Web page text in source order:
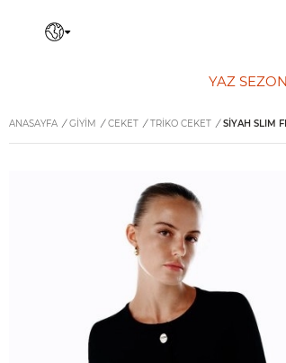
YAZ
ANASAYFA / GİYİM / CEKET / TRIKO CEKET / SIYAH SLIM